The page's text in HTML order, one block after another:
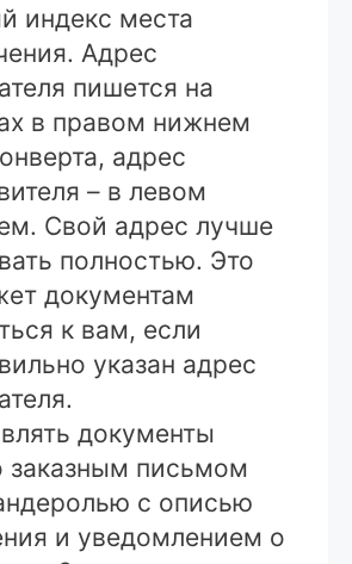
индекс места
Адрес
пишется на
в правом нижнем
адрес
– в левом
Свой адрес лучше
полностью. Это
документам
к вам, если
указан адрес
документы
заказным письмом
с описью
и уведомлением о